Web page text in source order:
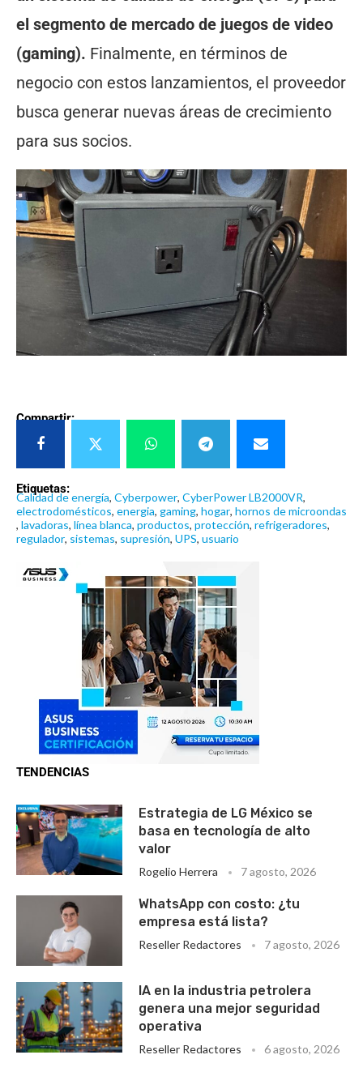
el segmento de mercado de juegos de video
(gaming). Finalmente, en términos de
negocio con estos lanzamientos, el proveedor
busca generar nuevas áreas de crecimiento
para sus socios.
Compartir:
Etiquetas:
Calidad de energía, Cyberpower, CyberPower LB2000VR,
electrodomésticos, energia, gaming, hogar, hornos de microondas
, lavadoras, línea blanca, productos, protección, refrigeradores,
regulador, sistemas, supresión, UPS, usuario
TENDENCIAS
Estrategia de LG México se
basa en tecnología de alto
valor
Rogelio Herrera 7 agosto, 2026
WhatsApp con costo: ¿tu
empresa está lista?
Reseller Redactores 7 agosto, 2026
IA en la industria petrolera
genera una mejor seguridad
operativa
Reseller Redactores 6 agosto, 2026